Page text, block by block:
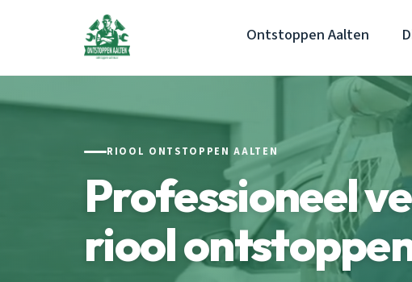
Ontstoppen Aalten
RIOOL ONTSTOPPEN AALTEN
Professioneel
riool